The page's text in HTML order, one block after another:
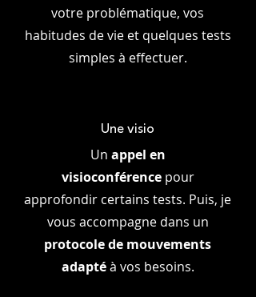
votre problématique, vos
habitudes de vie et quelques tests
simples à effectuer.
Une visio
Un appel en
visioconférencepour
approfondir certains tests. Puis, je
vous accompagne dans un
protocole de mouvements
adaptéà vos besoins.